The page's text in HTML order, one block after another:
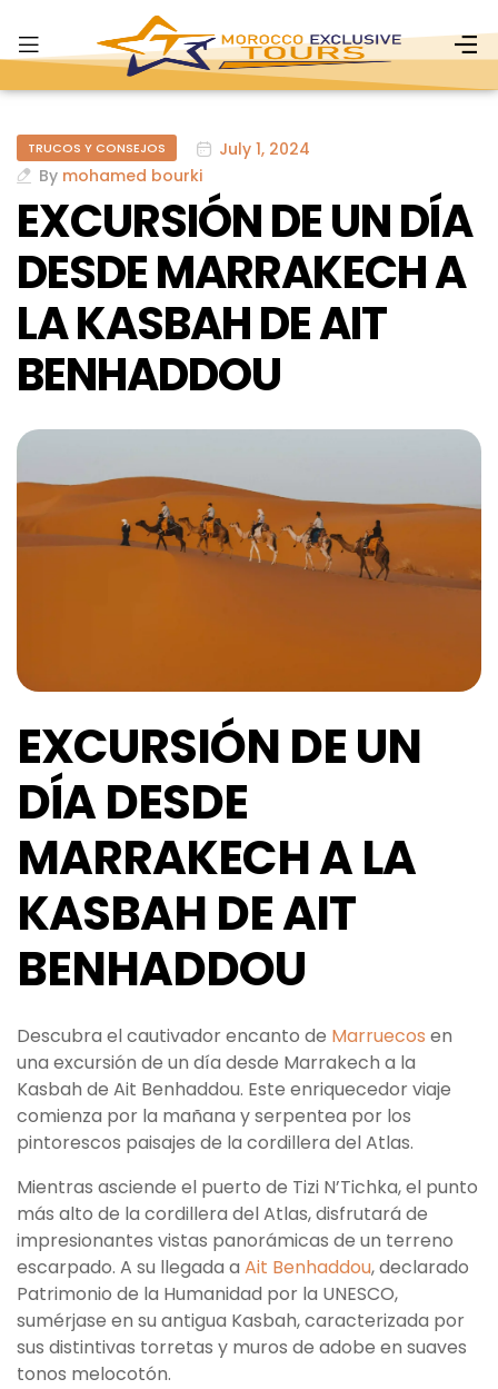
TRUCOS Y CONSEJOS
July 1, 2024
By mohamed bourki
EXCURSIÓN DE UN DÍA
DESDE MARRAKECH A
LA KASBAH DE AIT
BENHADDOU
EXCURSIÓN DE UN
DÍA DESDE
MARRAKECH A LA
KASBAH DE AIT
BENHADDOU
Descubra el cautivador encanto de Marruecos en
una excursión de un día desde Marrakech a la
Kasbah de Ait Benhaddou. Este enriquecedor viaje
comienza por la mañana y serpentea por los
pintorescos paisajes de la cordillera del Atlas.
Mientras asciende el puerto de Tizi N’Tichka, el punto
más alto de la cordillera del Atlas, disfrutará de
impresionantes vistas panorámicas de un terreno
escarpado. A su llegada a Ait Benhaddou, declarado
Patrimonio de la Humanidad por la UNESCO,
sumérjase en su antigua Kasbah, caracterizada por
sus distintivas torretas y muros de adobe en suaves
tonos melocotón.